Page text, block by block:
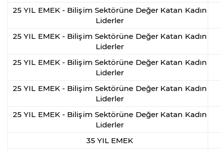
25 YIL EMEK - Bilişim Sektörüne Değer Katan Kadın
Liderler
25 YIL EMEK - Bilişim Sektörüne Değer Katan Kadın
Liderler
25 YIL EMEK - Bilişim Sektörüne Değer Katan Kadın
Liderler
25 YIL EMEK - Bilişim Sektörüne Değer Katan Kadın
Liderler
25 YIL EMEK - Bilişim Sektörüne Değer Katan Kadın
Liderler
35 YIL EMEK